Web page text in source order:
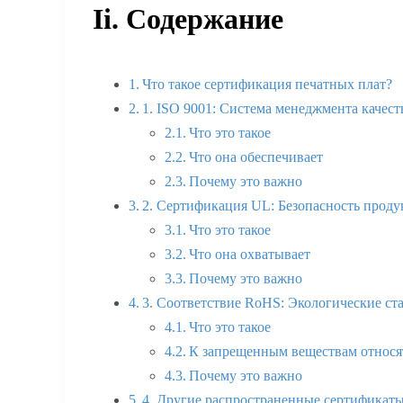
Ii. Содержание
Что такое сертификация печатных плат?
1. ISO 9001: Система менеджмента
Что это такое
Что она обеспечивает
Почему это важно
2. Сертификация UL: Безопасность
Что это такое
Что она охватывает
Почему это важно
3. Соответствие RoHS: Экологические
Что это такое
К запрещенным веществам
Почему это важно
4. Другие распространенные